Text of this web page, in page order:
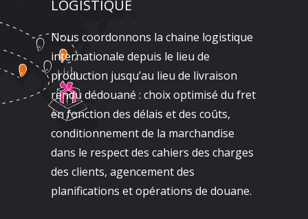
LOGISTIQUE
Nous coordonnons la chaine logistique
internationale depuis le lieu de
production jusqu’au lieu de livraison
rendu dédouané : choix optimisé du fret
en fonction des délais et des coûts,
conditionnement de la marchandise
dans le respect des cahiers des charges
des clients, agencement des
planifications et opérations de douane.